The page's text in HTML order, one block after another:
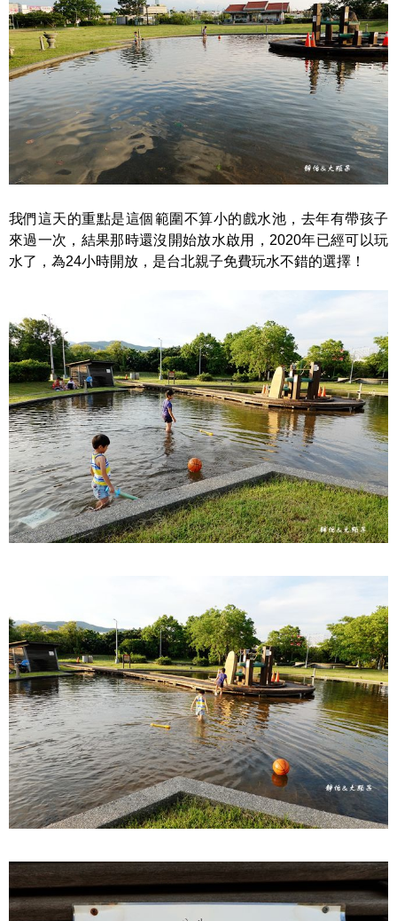
我們這天的重點是這個範圍不算小的戲水池，去年有帶孩子
來過一次，結果那時還沒開始放水啟用，2020年已經可以玩
水了，為24小時開放，是台北親子免費玩水不錯的選擇！